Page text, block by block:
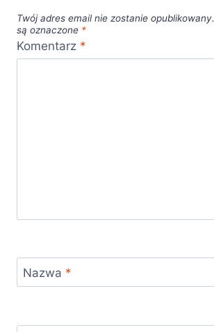
Twój adres email nie zostanie opublikowany.
są oznaczone *
Komentarz *
Nazwa *